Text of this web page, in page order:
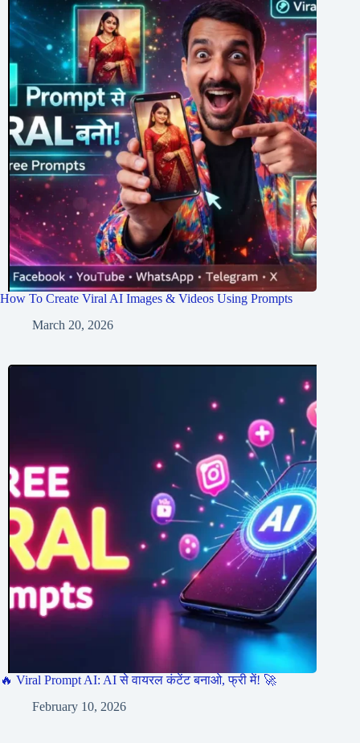
How To Create Viral AI Images & Videos Using Prompts
March 20, 2026
🔥 Viral Prompt AI: AI से वायरल कंटेंट बनाओ, फ्री में! 🚀
February 10, 2026